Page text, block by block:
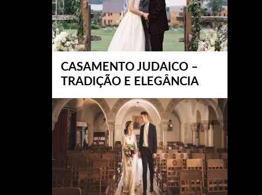
CASAMENTO JUDAICO –
TRADIÇÃO E ELEGÂNCIA